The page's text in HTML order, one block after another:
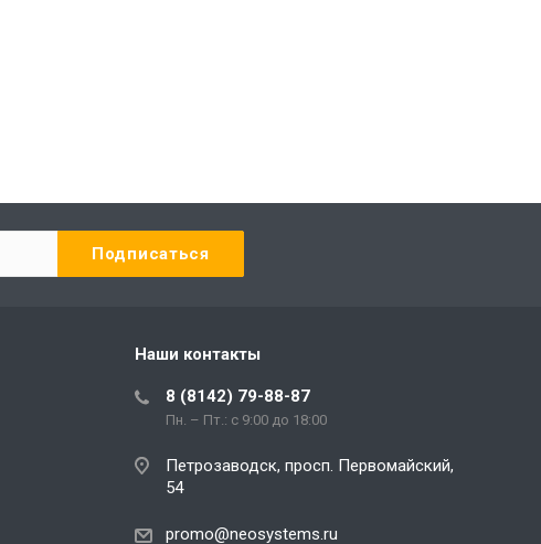
Наши контакты
8 (8142) 79-88-87
Пн. – Пт.: с 9:00 до 18:00
Петрозаводск, просп. Первомайский,
54
promo@neosystems.ru